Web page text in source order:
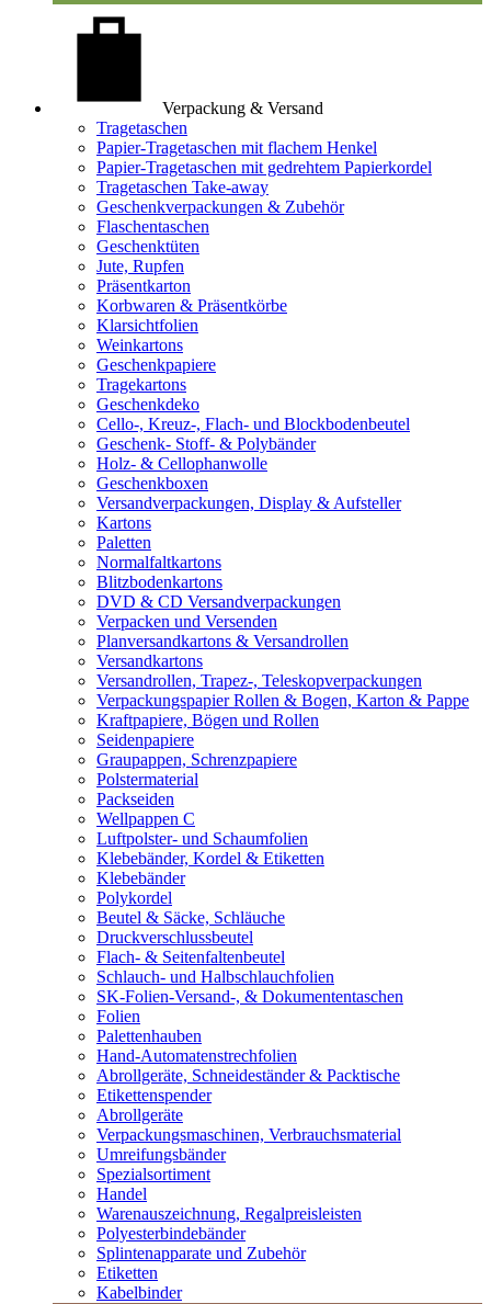
Verpackung & Versand
Tragetaschen
Papier-Tragetaschen mit flachem Henkel
Papier-Tragetaschen mit gedrehtem Papierkordel
Tragetaschen Take-away
Geschenkverpackungen & Zubehör
Flaschentaschen
Geschenktüten
Jute, Rupfen
Präsentkarton
Korbwaren & Präsentkörbe
Klarsichtfolien
Weinkartons
Geschenkpapiere
Tragekartons
Geschenkdeko
Cello-, Kreuz-, Flach- und Blockbodenbeutel
Geschenk- Stoff- & Polybänder
Holz- & Cellophanwolle
Geschenkboxen
Versandverpackungen, Display & Aufsteller
Kartons
Paletten
Normalfaltkartons
Blitzbodenkartons
DVD & CD Versandverpackungen
Verpacken und Versenden
Planversandkartons & Versandrollen
Versandkartons
Versandrollen, Trapez-, Teleskopverpackungen
Verpackungspapier Rollen & Bogen, Karton & Pappe
Kraftpapiere, Bögen und Rollen
Seidenpapiere
Graupappen, Schrenzpapiere
Polstermaterial
Packseiden
Wellpappen C
Luftpolster- und Schaumfolien
Klebebänder, Kordel & Etiketten
Klebebänder
Polykordel
Beutel & Säcke, Schläuche
Druckverschlussbeutel
Flach- & Seitenfaltenbeutel
Schlauch- und Halbschlauchfolien
SK-Folien-Versand-, & Dokumententaschen
Folien
Palettenhauben
Hand-Automatenstrechfolien
Abrollgeräte, Schneideständer & Packtische
Etikettenspender
Abrollgeräte
Verpackungsmaschinen, Verbrauchsmaterial
Umreifungsbänder
Spezialsortiment
Handel
Warenauszeichnung, Regalpreisleisten
Polyesterbindebänder
Splintenapparate und Zubehör
Etiketten
Kabelbinder